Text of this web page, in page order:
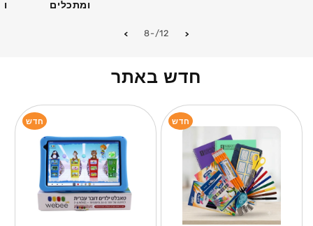
ומתכלים
-8/מתוך12
חדש באתר
חדש חדש